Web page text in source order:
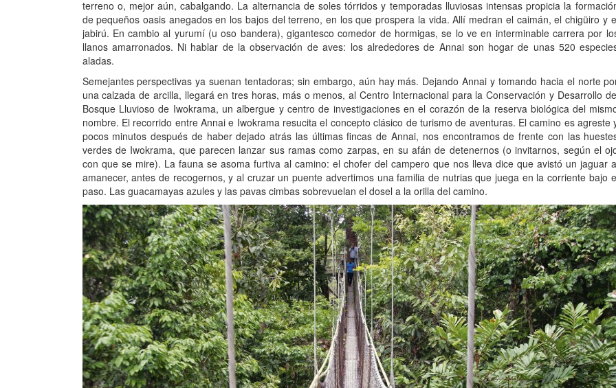
terreno o, mejor aún, cabalgando. La alternancia de soles tórridos y temporadas lluviosas intensas propicia la
de pequeños oasis anegados en los bajos del terreno, en los que prospera la vida. Allí medran el caimán, el chigüiro y
jabirú. En cambio al yurumí (u oso bandera), gigantesco comedor de hormigas, se lo ve en interminable carrera por
llanos amarronados. Ni hablar de la observación de aves: los alrededores de Annai son hogar de unas 520
aladas.
Semejantes perspectivas ya suenan tentadoras; sin embargo, aún hay más. Dejando Annai y tomando hacia el norte
una calzada de arcilla, llegará en tres horas, más o menos, al Centro Internacional para la Conservación y Desarrollo
Bosque Lluvioso de Iwokrama, un albergue y centro de investigaciones en el corazón de la reserva biológica del
nombre. El recorrido entre Annai e Iwokrama resucita el concepto clásico de turismo de aventuras. El camino es agreste
pocos minutos después de haber dejado atrás las últimas fincas de Annai, nos encontramos de frente con las
verdes de Iwokrama, que parecen lanzar sus ramas como zarpas, en su afán de detenernos (o invitarnos, según el
con que se mire). La fauna se asoma furtiva al camino: el chofer del campero que nos lleva dice que avistó un jaguar
amanecer, antes de recogernos, y al cruzar un puente advertimos una familia de nutrias que juega en la corriente bajo
paso. Las guacamayas azules y las pavas cimbas sobrevuelan el dosel a la orilla del camino.